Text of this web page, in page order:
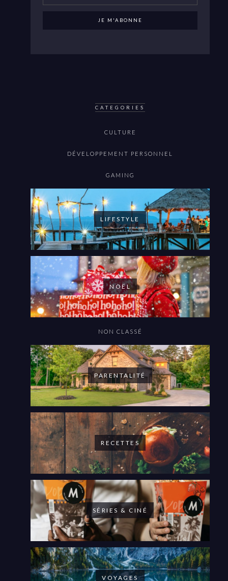
CATEGORIES
CULTURE
DÉVELOPPEMENT PERSONNEL
GAMING
LIFESTYLE
NOËL
NON CLASSÉ
PARENTALITÉ
RECETTES
SÉRIES & CINÉ
VOYAGES